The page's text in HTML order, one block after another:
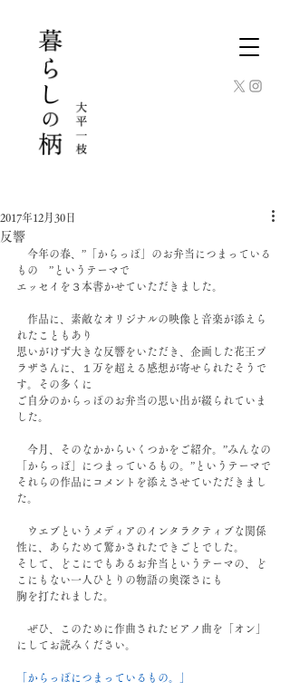
反響
2017年12月30日
今年の春、”「からっぽ」のお弁当につまっている
もの　”というテーマで
エッセイを３本書かせていただきました。
作品に、素敵なオリジナルの映像と音楽が添えら
れたこともあり
思いがけず大きな反響をいただき、企画した花王プ
ラザさんに、１万を超える感想が寄せられたそうで
す。その多くに
ご自分のからっぽのお弁当の思い出が綴られていま
した。
今月、そのなかからいくつかをご紹介。”みんなの
「からっぽ」につまっているもの。”というテーマで
それらの作品にコメントを添えさせていただきまし
た。
ウエブというメディアのインタラクティブな関係
性に、あらためて驚かされたできごとでした。
そして、どこにでもあるお弁当というテーマの、ど
こにもない一人ひとりの物語の奥深さにも
胸を打たれました。
ぜひ、このために作曲されたピアノ曲を「オン」
にしてお読みください。
「からっぽにつまっているもの。」